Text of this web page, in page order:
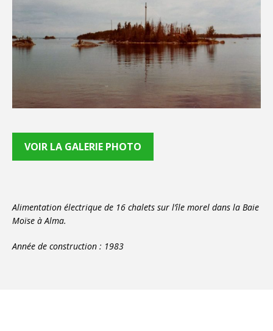
VOIR LA GALERIE PHOTO
Alimentation électrique de 16 chalets sur l’île morel dans la Baie
Moïse à Alma.
Année de construction : 1983